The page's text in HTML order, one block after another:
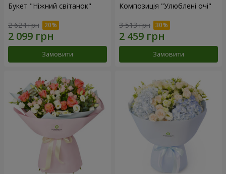
Букет "Ніжний світанок"
2 624 грн
Замовити
Композиція "Улюблені очі"
3 513 грн
Замовити